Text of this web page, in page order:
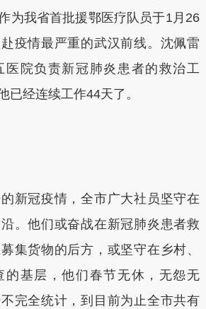
为我省首批援鄂医疗队员于1月26
疫情最严重的武汉前线。沈佩雷
医院负责新冠肺炎患者的救治工
已经连续工作44天了。
冠疫情，全市广大社员坚守在
。他们或奋战在新冠肺炎患者救
集货物的后方，或坚守在乡村、
的基层，他们春节无休，无怨无
完全统计，到目前为止全市共有